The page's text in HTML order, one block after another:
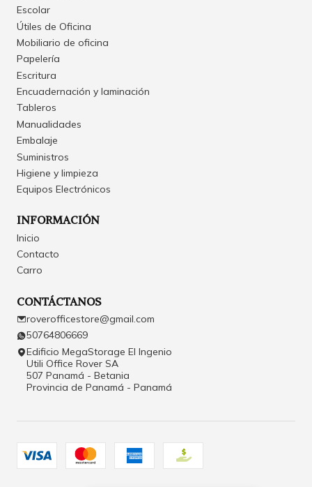
Escolar
Útiles de Oficina
Mobiliario de oficina
Papelería
Escritura
Encuadernación y laminación
Tableros
Manualidades
Embalaje
Suministros
Higiene y limpieza
Equipos Electrónicos
INFORMACIÓN
Inicio
Contacto
Carro
CONTÁCTANOS
roverofficestore@gmail.com
50764806669
Edificio MegaStorage El Ingenio
Utili Office Rover SA
507 Panamá - Betania
Provincia de Panamá - Panamá